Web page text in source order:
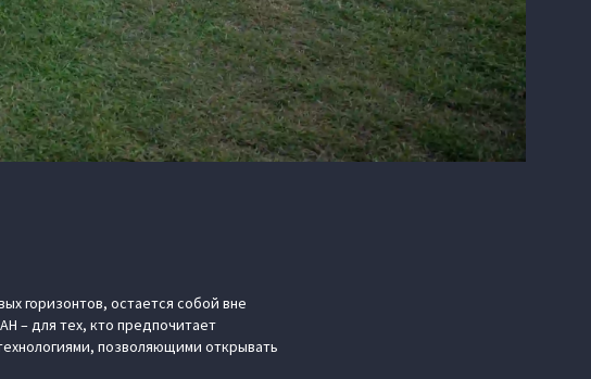
горизонтов, остается собой вне
– для тех, кто предпочитает
позволяющими открывать